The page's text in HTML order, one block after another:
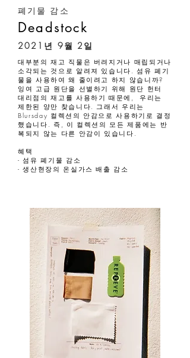
폐기물 감소
Deadstock
2021년 9월 2일
대부분의 재고 직물은 버려지거나 매립되거나
소각되는 것으로 알려져 있습니다. 섬유 폐기
물을 사용하여 왜 줄이려고 하지 않습니까?
잉여 고급 원단을 선별하기 위해 원단 헌터
대리점의 재고를 사용하기 때문에, 우리는
제한된 양만 찾습니다. 그래서 우리는
Blursday 컬렉션의 안감으로 사용하기로 결정
했습니다. 즉, 이 컬렉션의 모든 제품에는 반
복되지 않는 다른 안감이 있습니다.
혜택
- 섬유 폐기물 감소
- 생산현장의 온실가스 배출 감소